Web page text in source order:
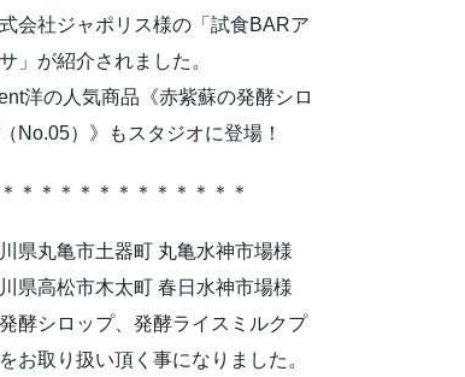
会社ジャポリス様の「試食BARア
」が紹介されました。
洋の人気商品《赤紫蘇の発酵シロ
No.05）》もスタジオに登場！
＊＊＊＊＊＊＊＊＊＊＊＊
川県丸亀市土器町 丸亀水神市場様
川県高松市木太町 春日水神市場様
酵シロップ、発酵ライスミルクプ
お取り扱い頂く事になりました。